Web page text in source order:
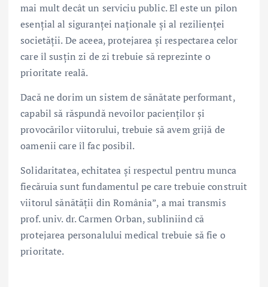
mai mult decât un serviciu public. El este un pilon
esențial al siguranței naționale și al rezilienței
societății. De aceea, protejarea și respectarea celor
care îl susțin zi de zi trebuie să reprezinte o
prioritate reală.
Dacă ne dorim un sistem de sănătate performant,
capabil să răspundă nevoilor pacienților și
provocărilor viitorului, trebuie să avem grijă de
oamenii care îl fac posibil.
Solidaritatea, echitatea și respectul pentru munca
fiecăruia sunt fundamentul pe care trebuie construit
viitorul sănătății din România”, a mai transmis
prof. univ. dr.Carmen Orban, subliniind că
protejarea personalului medical trebuie să fie o
prioritate.